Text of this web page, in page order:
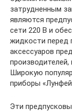
затрудненным
являются
сети 220 В и
жидкости перед
аксессуаров
производителей,
Широкую
приборы
Эти